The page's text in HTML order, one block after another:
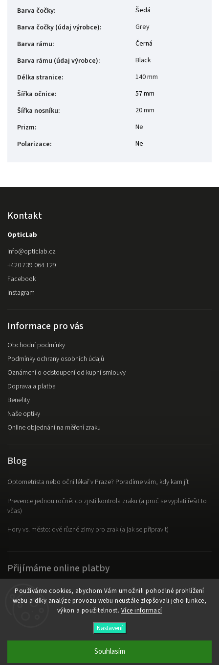
Používáme cookies, abychom Vám umožnili pohodlné prohlížení
webu a díky analýze provozu webu neustále zlepšovali jeho funkce,
výkon a použitelnost. Více informací
Nastavení
Souhlasím
Barva čočky:
Šedá
Barva čočky (údaj výrobce):
Grey
Barva rámu:
Černá
Barva rámu (údaj výrobce):
Black
Délka stranice:
140 mm
Šířka očnice:
57 mm
Šířka nosníku:
20 mm
Prizm:
Ne
Polarizace: Ne
Kontakt
OpticLab
info@opticlab.cz
+420 739 064 129
Facebook
Instagram
Informace pro vás
Obchodní podmínky
Podmínky ochrany osobních údajů
Oznámení o odstoupení od kupní smlouvy
Doprava a platba
Benefity
Naše optiky
Online objednání na měření zraku
Blog
Optometrista nebo oční lékař v Praze? Poradíme vám, kdy kam jít
Prevence jednou ročně: co zjistí kontrola zraku (a proč se vyplatí řešit to
včas)
Hory vs. město: dvě různé zimy pro zrak (a jak se připravit)
Přijímáme online platby
OpticLab. Všechna práva vyhrazena.